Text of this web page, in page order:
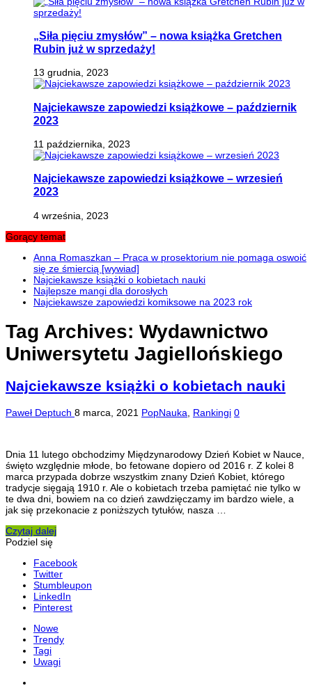
„Siła pięciu zmysłów” – nowa książka Gretchen
Rubin już w sprzedaży!
13 grudnia, 2023
Najciekawsze zapowiedzi książkowe – październik
2023
11 października, 2023
Najciekawsze zapowiedzi książkowe – wrzesień
2023
4 września, 2023
Gorący temat
Anna Romaszkan – Praca w prosektorium nie pomaga oswoić
się ze śmiercią [wywiad]
Najciekawsze książki o kobietach nauki
Najlepsze mangi dla dorosłych
Najciekawsze zapowiedzi komiksowe na 2023 rok
Tag Archives: Wydawnictwo
Uniwersytetu Jagiellońskiego
Najciekawsze książki o kobietach nauki
Paweł Deptuch 8 marca, 2021 PopNauka Rankingi 0
Dnia 11 lutego obchodzimy Międzynarodowy Dzień Kobiet w Nauce,
święto względnie młode, bo fetowane dopiero od 2016 r. Z kolei 8
marca przypada dobrze wszystkim znany Dzień Kobiet, którego
tradycje sięgają 1910 r. Ale o kobietach trzeba pamiętać nie tylko w
te dwa dni, bowiem na co dzień zawdzięczamy im bardzo wiele, a
jak się przekonacie z poniższych tytułów, nasza …
Czytaj dalej
Podziel się
Facebook
Twitter
Stumbleupon
LinkedIn
Pinterest
Nowe
Trendy
Tagi
Uwagi